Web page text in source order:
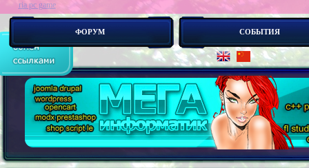
ФОРУМ СОБЫТИЯ
ria pc game